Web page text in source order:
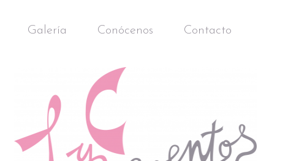
Galería Conócenos Contacto